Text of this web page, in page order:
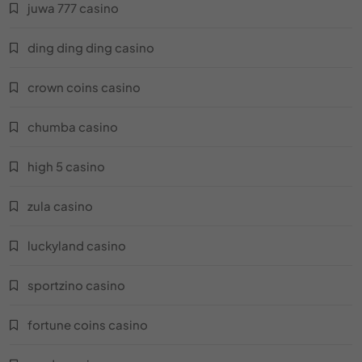
يلا لودو
يلا شوت كورة مباشر
كورا بلس مباشر
كورا لايف بلس
كورا لايف كوم
365 كورة مباشر
كورا فور لايف
معلومات كورة مباشر
كورا 360 مباشر
nike football shoes
football strike
egypt football
bbc sport football
mido footballer
argentina football
olympic football
yalla live pro
yalla koora live
juwa 777 casino
ding ding ding casino
crown coins casino
chumba casino
high 5 casino
zula casino
luckyland casino
sportzino casino
fortune coins casino